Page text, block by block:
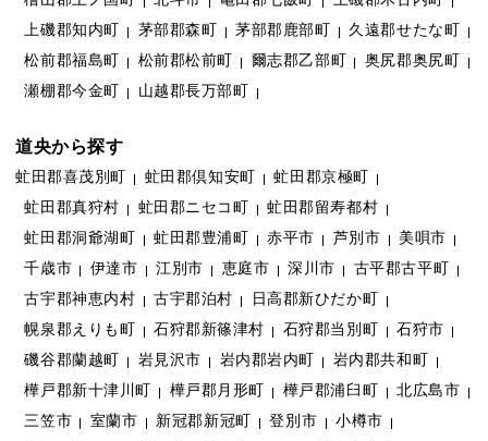
上磯郡知内町
茅部郡森町 茅部郡鹿部町
久遠郡せたな町
松前郡福島町
松前郡松前町 爾志郡乙部町
奥尻郡奥尻町
瀬棚郡今金町
山越郡長万部町
道央から探す
虻田郡喜茂別町 虻田郡倶知安町
虻田郡京極町
虻田郡真狩村
虻田郡ニセコ町
虻田郡留寿都村
虻田郡洞爺湖町
虻田郡豊浦町 赤平市 芦別市
美唄市
千歳市
伊達市 江別市 恵庭市 深川市
古平郡古平町
古宇郡神恵内村
古宇郡泊村
日高郡新ひだか町
幌泉郡えりも町
石狩郡新篠津村 石狩郡当別町
石狩市
磯谷郡蘭越町
岩見沢市 岩内郡岩内町
岩内郡共和町
樺戸郡新十津川町
樺戸郡月形町 樺戸郡浦臼町
北広島市
三笠市
室蘭市 新冠郡新冠町 登別市
小樽市